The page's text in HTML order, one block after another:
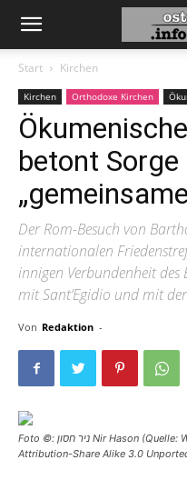
Start Kirchen
Kirchen Orthodoxe Kirchen
betont Sorge
Der Rom-Besuch von
internationalen
innigen Verbundenheit
mit Sant’Egidio und mit
Von Redaktion -
Foto ©: ניר חסון Nir Hason (Quelle: Wikimedia, Lizenz: Creative Commons
Attribution-Share Alike 3.0